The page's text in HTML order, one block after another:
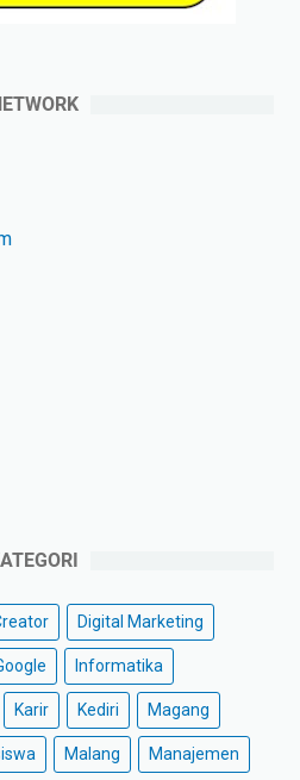
Digital Marketing
Informatika
Karir Kediri Magang
Malang Manajemen